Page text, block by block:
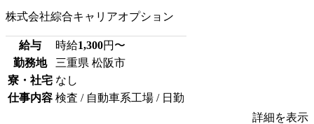
株式会社綜合キャリアオプション
給与 時給1,300円〜
勤務地
三重県 松阪市
寮・社宅 なし
仕事内容 検査 / 自動車系工場 / 日勤
詳細を表示